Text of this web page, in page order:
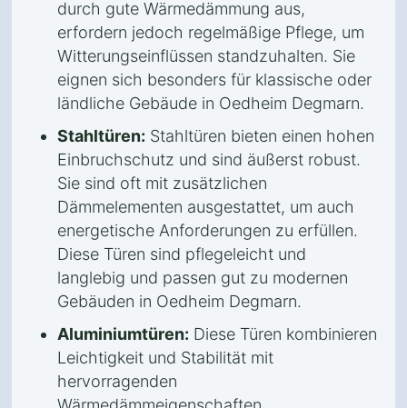
durch gute Wärmedämmung aus,
erfordern jedoch regelmäßige Pflege, um
Witterungseinflüssen standzuhalten. Sie
eignen sich besonders für klassische oder
ländliche Gebäude in Oedheim Degmarn.
Stahltüren: Stahltüren bieten einen hohen
Einbruchschutz und sind äußerst robust.
Sie sind oft mit zusätzlichen
Dämmelementen ausgestattet, um auch
energetische Anforderungen zu erfüllen.
Diese Türen sind pflegeleicht und
langlebig und passen gut zu modernen
Gebäuden in Oedheim Degmarn.
Aluminiumtüren: Diese Türen kombinieren
Leichtigkeit und Stabilität mit
hervorragenden